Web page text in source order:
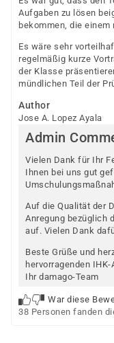
Aufgaben zu lösen
bekommen, die
Es wäre sehr
regelmäßig kurze
der Klasse
mündlichen Teil der
Author
Jose A. Lopez Ayala
Admin
Vielen Dank für Ihr
Ihnen bei uns gut
Auf die Qualität der
Anregung bezüglich
auf. Vielen Dank
Beste Grüße und
hervorragenden
Ihr damago-Team
War diese
38 Personen fanden